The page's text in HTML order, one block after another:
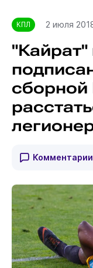
КПЛ 2 июля
"Кайрат"
сборной
Комментарии